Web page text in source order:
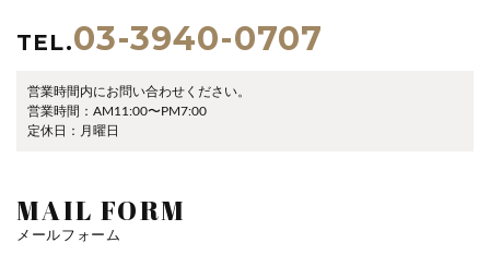
TEL.03-3940-0707
営業時間内にお問い合わせください。
営業時間：AM11:00〜PM7:00
定休日：月曜日
MAIL FORM
メールフォーム